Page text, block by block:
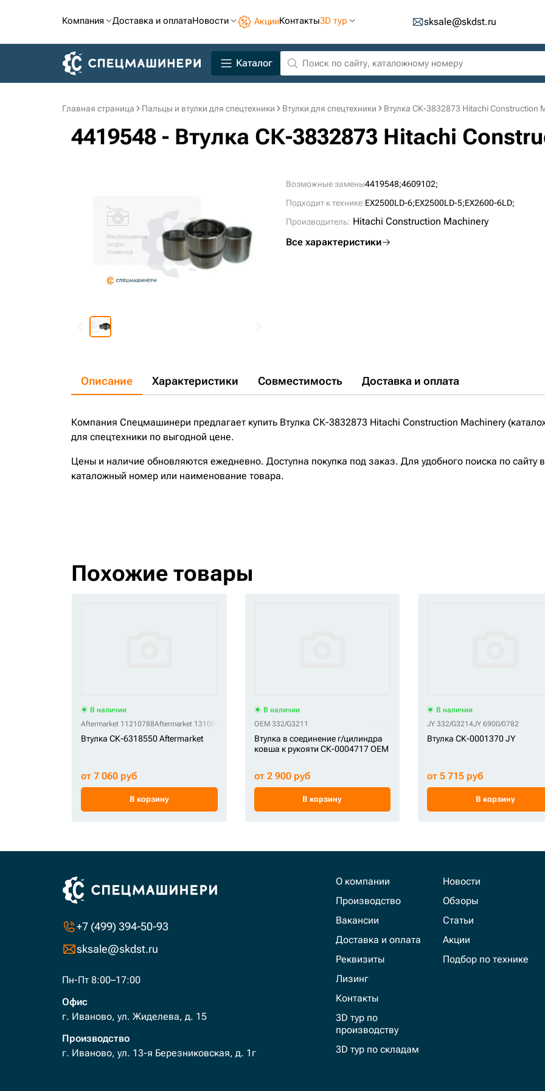
Компания Доставка и оплатаНовости АкцииКонтакты3D тур sksale@skdst.ru
Каталог
Главная страница Пальцы и втулки для спецтехники Втулки для спецтехники Втулка СК-3832873 Hitachi Construction
4419548 - Втулка СК-3832873 Hitachi
Возможные замены4419548;4609102;
Подходит к технике:EX2500LD-6;EX2500LD-5;EX2600-6LD;
Производитель: Hitachi Construction Machinery
Все характеристики
Описание Характеристики Совместимость Доставка и оплата
Компания Спецмашинери предлагает купить Втулка СК-3832873 Hitachi Construction Machinery
для спецтехники по выгодной цене.
Цены и наличие обновляются ежедневно. Доступна покупка под заказ. Для удобного поиска по сайту
каталожный номер или наименование товара.
Похожие товары
В наличии
Aftermarket 11210788Aftermarket 131004-00249 Aftermarket 1413806 Aftermarket 14512697Aftermarket 14515418
Втулка СК-6318550 Aftermarket
от 7 060 руб
В корзину
В наличии
OEM 332/G3211
Втулка в соединение г/цилиндра
ковша к рукояти СК-0004717 OEM
от 2 900 руб
В корзину
В наличии
JY 332/G3214JY 6900/0782
Втулка СК-0001370 JY
от 5 715 руб
В корзину
+7 (499) 394-50-93
sksale@skdst.ru
Пн-Пт 8:00–17:00
Офис
г. Иваново, ул. Жиделева, д. 15
Производство
г. Иваново, ул. 13-я Березниковская, д. 1г
О компании
Производство
Вакансии
Доставка и оплата
Реквизиты
Лизинг
Контакты
3D тур по
производству
3D тур по складам
Новости
Обзоры
Статьи
Акции
Подбор по технике